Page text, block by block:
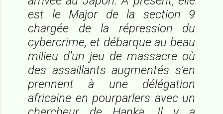
est le Major de la section 9
chargée de la répression du
cybercrime, et débarque au beau
milieu d'un jeu de massacre où
des assaillants augmentés s'en
prennent à une délégation
africaine en pourparlers avec un